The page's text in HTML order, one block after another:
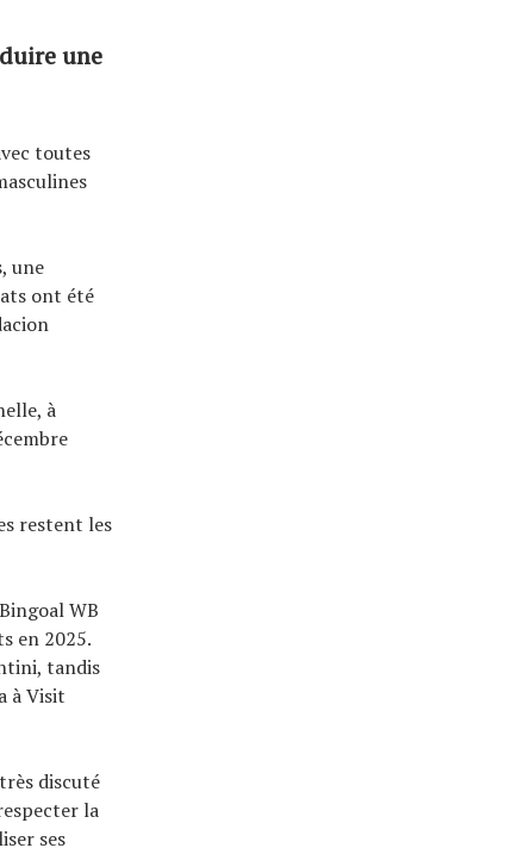
une
toutes
une
ont été
à
restent les
WB
en 2025.
tandis
à Visit
discuté
la
ses